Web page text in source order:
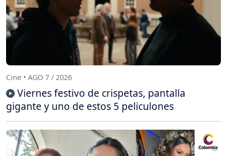
Cine • AGO 7 / 2026
Viernes festivo de crispetas, pantalla
gigante y uno de estos 5 peliculones